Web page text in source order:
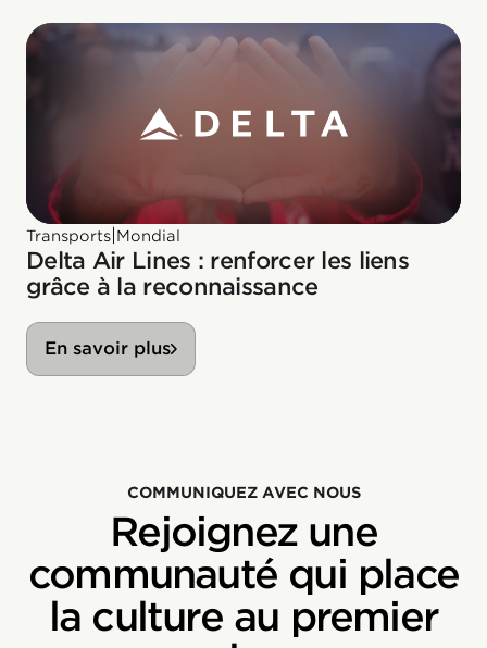
Transports Mondial
Delta Air Lines : renforcer les liens
grâce à la reconnaissance
En savoir plus
COMMUNIQUEZ AVEC NOUS
Rejoignez une
communauté qui place
la culture au premier